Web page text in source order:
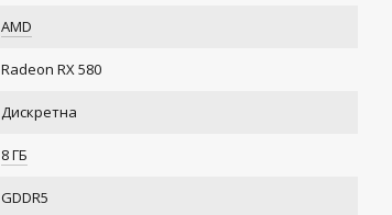
AMD
Radeon RX 580
Дискретна
8 ГБ
GDDR5